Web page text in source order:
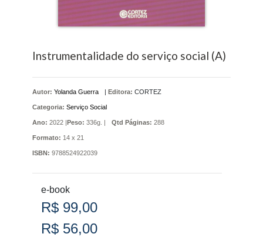
Instrumentalidade do serviço social (A)
Autor: Yolanda Guerra | Editora: CORTEZ
Categoria: Serviço Social
Ano: 2022 |Peso: 336g. | Qtd Páginas: 288
Formato: 14 x 21
ISBN: 9788524922039
e-book
R$ 99,00
R$ 56,00